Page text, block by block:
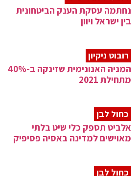
נחתמה עסקת הענק הביטחונית
בין ישראל ויוון
רובוט ניקיון
המניה האנונימית שזינקה ב-40%
מתחילת 2021
כחול לבן
אלביט תספק כלי שיט בלתי
מאוישים למדינה באסיה פסיפיק
כחול לבן